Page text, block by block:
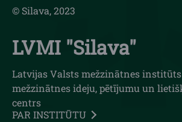
© Silava, 2023
LVMI "Silava"
Latvijas Valsts mežzinātnes
mežzinātnes ideju, pētījumu un
centrs
PAR INSTITŪTU